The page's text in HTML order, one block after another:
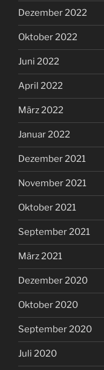
Dezember 2022
Oktober 2022
Juni 2022
April 2022
März 2022
Januar 2022
Dezember 2021
November 2021
Oktober 2021
September 2021
März 2021
Dezember 2020
Oktober 2020
September 2020
Juli 2020